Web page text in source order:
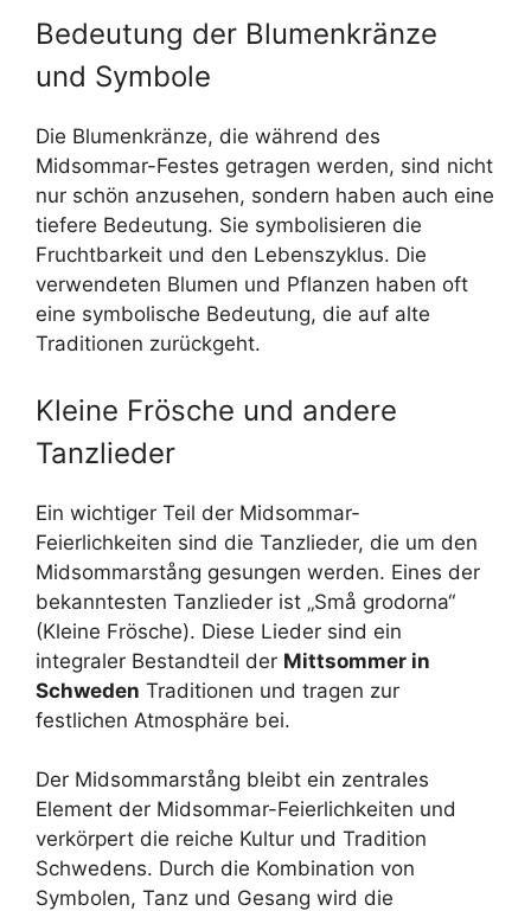
Bedeutung der Blumenkränze
und Symbole
Die Blumenkränze, die während des
Midsommar-Festes getragen werden, sind nicht
nur schön anzusehen, sondern haben auch eine
tiefere Bedeutung. Sie symbolisieren die
Fruchtbarkeit und den Lebenszyklus. Die
verwendeten Blumen und Pflanzen haben oft
eine symbolische Bedeutung, die auf alte
Traditionen zurückgeht.
Kleine Frösche und andere
Tanzlieder
Ein wichtiger Teil der Midsommar-
Feierlichkeiten sind die Tanzlieder, die um den
Midsommarstång gesungen werden. Eines der
bekanntesten Tanzlieder ist „Små grodorna“
(Kleine Frösche). Diese Lieder sind ein
integraler Bestandteil der Mittsommer in
Schweden Traditionen und tragen zur
festlichen Atmosphäre bei.
Der Midsommarstång bleibt ein zentrales
Element der Midsommar-Feierlichkeiten und
verkörpert die reiche Kultur und Tradition
Schwedens. Durch die Kombination von
Symbolen, Tanz und Gesang wird die